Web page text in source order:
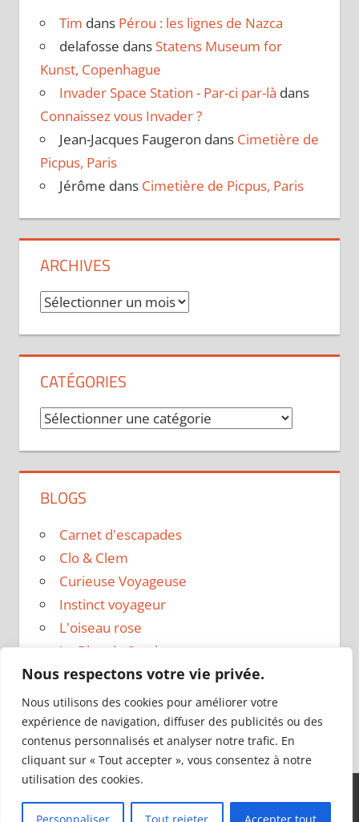
Nous respectons votre vie privée.
Nous utilisons des cookies pour améliorer votre
expérience de navigation, diffuser des publicités ou des
contenus personnalisés et analyser notre trafic. En
cliquant sur « Tout accepter », vous consentez à notre
utilisation des cookies.
Tim dans Pérou : les lignes de Nazca
delafosse dans Statens Museum for
Kunst, Copenhague
Invader Space Station - Par-ci par-là dans
Connaissez vous Invader ?
Jean-Jacques Faugeron dans Cimetière de
Picpus, Paris
Jérôme dans Cimetière de Picpus, Paris
ARCHIVES
Archives
CATÉGORIES
Catégories
BLOGS
Carnet d'escapades
Clo & Clem
Curieuse Voyageuse
Instinct voyageur
L'oiseau rose
Le Blog de Sarah
Le sac a dos
Madame Oreille
Voyages et Vagabondages
Thème WordPress : Tortuga par ThemeZee.